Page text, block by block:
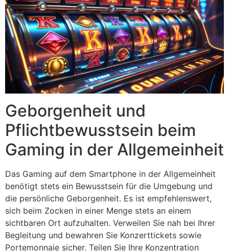
Geborgenheit und
Pflichtbewusstsein beim
Gaming in der Allgemeinheit
Das Gaming auf dem Smartphone in der Allgemeinheit
benötigt stets ein Bewusstsein für die Umgebung und
die persönliche Geborgenheit. Es ist empfehlenswert,
sich beim Zocken in einer Menge stets an einem
sichtbaren Ort aufzuhalten. Verweilen Sie nah bei Ihrer
Begleitung und bewahren Sie Konzerttickets sowie
Portemonnaie sicher. Teilen Sie Ihre Konzentration